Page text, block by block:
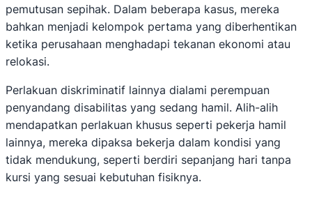
pemutusan sepihak. Dalam beberapa kasus, mereka
bahkan menjadi kelompok pertama yang diberhentikan
ketika perusahaan menghadapi tekanan ekonomi atau
relokasi.
Perlakuan diskriminatif lainnya dialami perempuan
penyandang disabilitas yang sedang hamil. Alih-alih
mendapatkan perlakuan khusus seperti pekerja hamil
lainnya, mereka dipaksa bekerja dalam kondisi yang
tidak mendukung, seperti berdiri sepanjang hari tanpa
kursi yang sesuai kebutuhan fisiknya.